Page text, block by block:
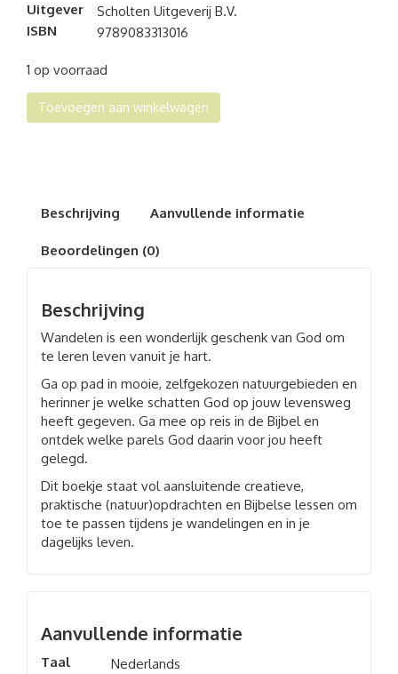
Uitgever
Scholten Uitgeverij B.V.
ISBN
9789083313016
1 op voorraad
Parels
op
Toevoegen aan winkelwagen
Beschrijving Aanvullende informatie
Beoordelingen (0)
Beschrijving
Wandelen is een wonderlijk geschenk van God om
te leren leven vanuit je hart.
Ga op pad in mooie, zelfgekozen natuurgebieden en
herinner je welke schatten God op jouw levensweg
heeft gegeven. Ga mee op reis in de Bijbel en
ontdek welke parels God daarin voor jou heeft
gelegd.
Dit boekje staat vol aansluitende creatieve,
praktische (natuur)opdrachten en Bijbelse lessen om
toe te passen tijdens je wandelingen en in je
dagelijks leven.
Aanvullende informatie
Taal
Nederlands